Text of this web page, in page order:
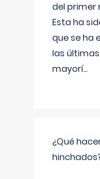
del primer
Esta ha
que se ha
las
mayorí...
¿Qué